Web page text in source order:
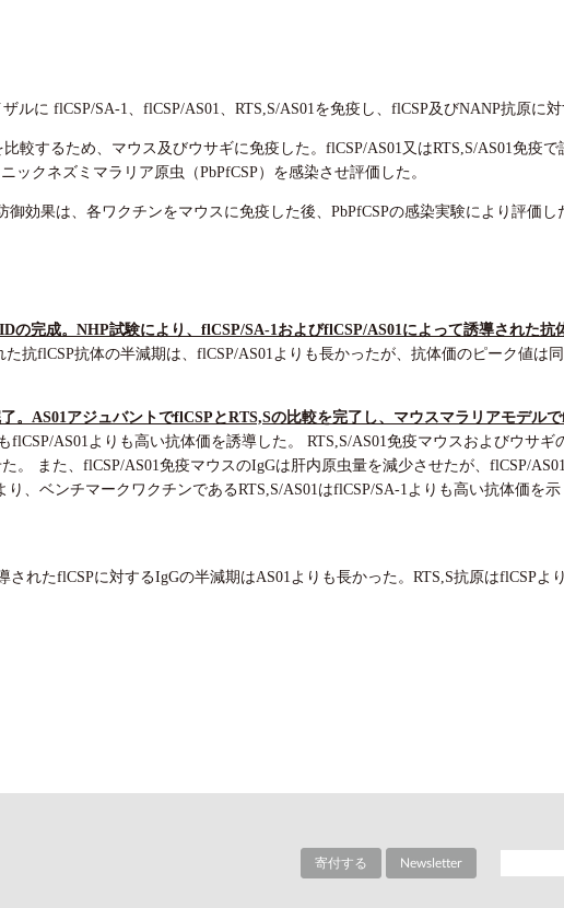
ルに flCSP/SA-1、flCSP/AS01、RTS,S/AS01を免疫し、flCSP及びNANP抗原に
較するため、マウス及びウサギに免疫した。flCSP/AS01又はRTS,S/AS01免疫
ックネズミマラリア原虫（PbPfCSP）を感染させ評価した。
御効果は、各ワクチンをマウスに免疫した後、PbPfCSPの感染実験により評価し
の完成。NHP試験により、flCSP/SA-1およびflCSP/AS01によって誘導された抗
抗flCSP抗体の半減期は、flCSP/AS01よりも長かったが、抗体価のピーク値は
。AS01アジュバントでflCSPとRTS,Sの比較を完了し、マウスマラリアモデル
flCSP/AS01よりも高い抗体価を誘導した。 RTS,S/AS01免疫マウスおよびウサ
。 また、flCSP/AS01免疫マウスのIgGは肝内原虫量を減少させたが、flCSP/
、ベンチマークワクチンであるRTS,S/AS01はflCSP/SA-1よりも高い抗体価を
れたflCSPに対するIgGの半減期はAS01よりも長かった。RTS,S抗原はflCSPよ
寄付する Newsletter